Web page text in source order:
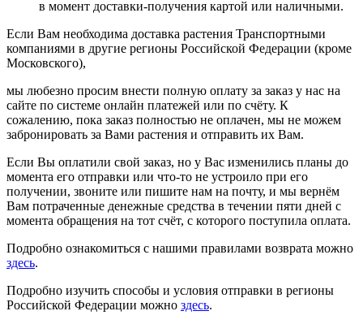
в момент доставки-получения картой или наличными.
Если Вам необходима доставка растения Транспортными
компаниями в другие регионы Российской Федерации (кроме
Московского),
мы любезно просим внести полную оплату за заказ у нас на
сайте по системе онлайн платежей или по счёту. К
сожалению, пока заказ полностью не оплачен, мы не можем
забронировать за Вами растения и отправить их Вам.
Если Вы оплатили свой заказ, но у Вас изменились планы до
момента его отправки или что-то не устроило при его
получении, звоните или пишите нам на почту, и мы вернём
Вам потраченные денежные средства в течении пяти дней с
момента обращения на тот счёт, с которого поступила оплата.
Подробно ознакомиться с нашими правилами возврата можно
здесь.
Подробно изучить способы и условия отправки в регионы
Российской Федерации можно здесь.